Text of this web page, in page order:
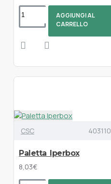
AGGIUNGI AL
CARRELLO
CSC 403110
Paletta Iperbox
8,03€